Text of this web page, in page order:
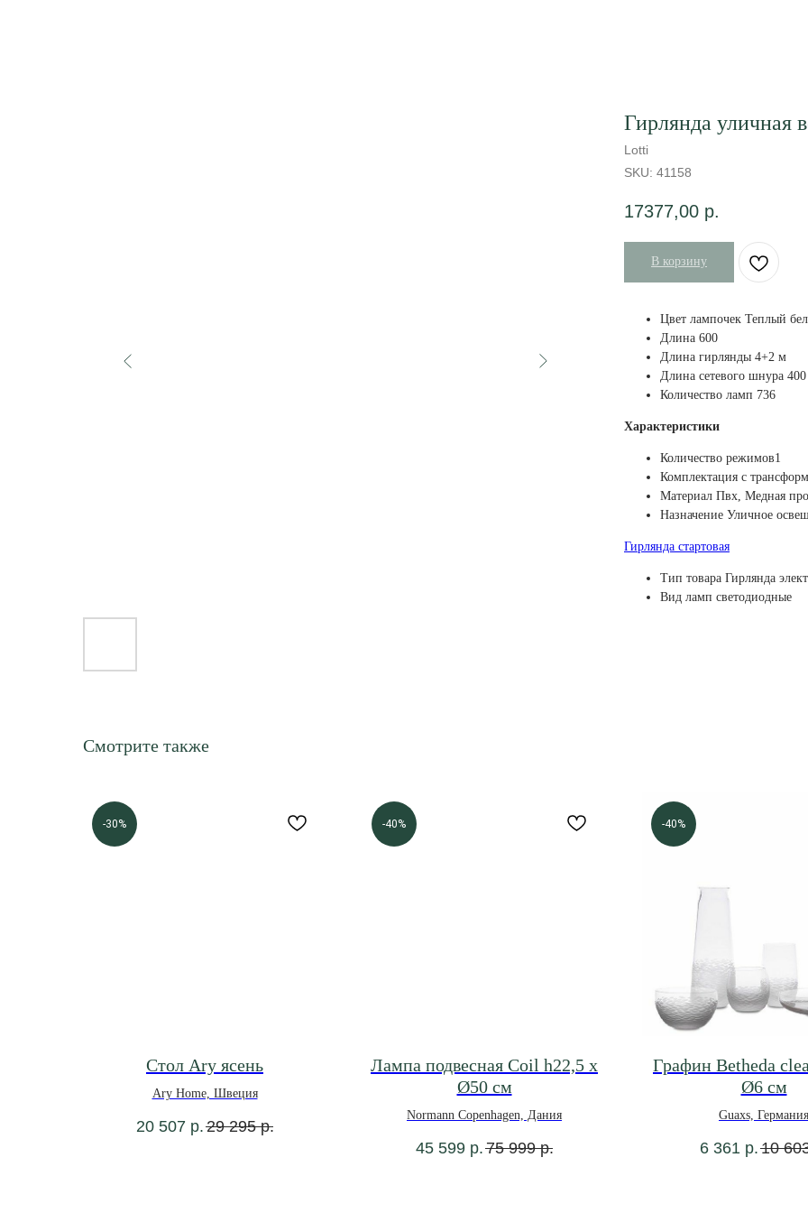
Гирлянда уличная
Lotti
SKU: 41158
17377,00 р.
В корзину
Цвет лампочек Теплый
Длина 600
Длина гирлянды 4+2 м
Длина сетевого шнура 400
Количество ламп 736
Характеристики
Количество режимов1
Комплектация с
Материал Пвх, Медная
Назначение Уличное
Гирлянда стартовая
Тип товара Гирлянда
Вид ламп светодиодные
Смотрите также
-30%
Стол Ary ясень
Ary Home, Швеция
20 507 р.29 295 р.
-40%
Лампа подвесная Coil h22,5 х
Ø50 см
Normann Copenhagen, Дания
45 599 р.75 999 р.
-40%
Графин Betheda
Ø6 см
Guaxs, Германия
6 361 р.10